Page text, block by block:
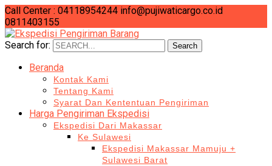
Call Center : 04118954244 info@pujiwaticargo.co.id
0811403155
Search for:
Search
Beranda
Kontak Kami
Tentang Kami
Syarat Dan Kententuan Pengiriman
Harga Pengiriman Ekspedisi
Ekspedisi Dari Makassar
Ke Sulawesi
Ekspedisi Makassar Mamuju +
Sulawesi Barat